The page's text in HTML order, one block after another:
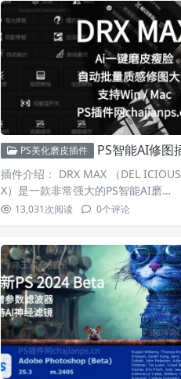
PS美化磨皮插件 PS智能AI修图插件 DRX
插件介绍： DRX MAX （DEL
X）是一款非常强大的PS智能AI磨…
13,031次阅读 0个评论